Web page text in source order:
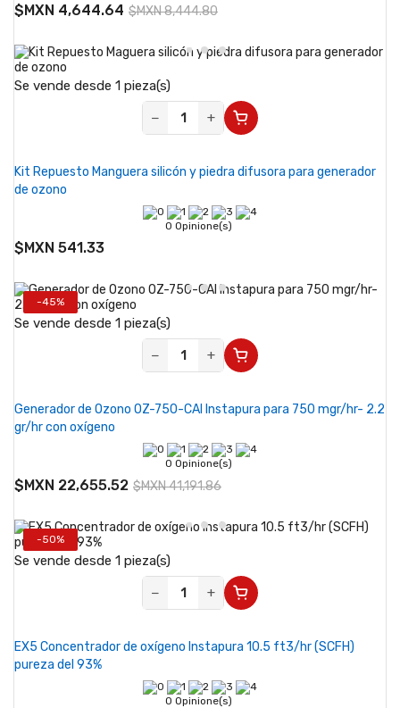
$MXN 4,644.64 $MXN 8,444.80
Se vende desde 1 pieza(s)
−
+
Kit Repuesto Manguera silicón y piedra difusora para generador
de ozono
0 Opinione(s)
$MXN 541.33
-45%
Se vende desde 1 pieza(s)
−
+
Generador de Ozono OZ-750-CAI Instapura para 750 mgr/hr- 2.2
gr/hr con oxígeno
0 Opinione(s)
$MXN 22,655.52 $MXN 41,191.86
-50%
Se vende desde 1 pieza(s)
−
+
EX5 Concentrador de oxígeno Instapura 10.5 ft3/hr (SCFH)
pureza del 93%
0 Opinione(s)